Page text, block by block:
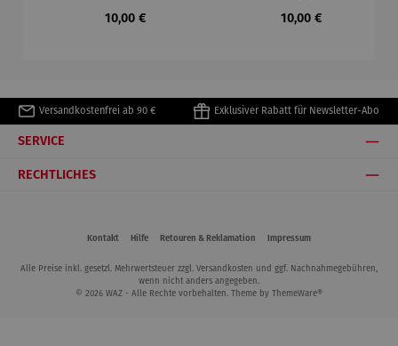
Regulärer Preis:
10,00 €
Regulärer Preis:
10,00 €
Versandkostenfrei ab 90 € Exklusiver Rabatt für Newsletter-Abo
SERVICE
RECHTLICHES
Kontakt Hilfe Retouren & Reklamation Impressum
Alle Preise inkl. gesetzl. Mehrwertsteuer zzgl. Versandkosten und ggf. Nachnahmegebühren,
wenn nicht anders angegeben.
© 2026 WAZ - Alle Rechte vorbehalten. Theme by ThemeWare®